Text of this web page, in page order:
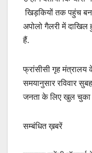
खिड़कियों तक पहुंच
अपोलो गैलरी में
हैं.
फ्रांसीसी गृह मंत्रालय
समयानुसार रविवार
जनता के लिए खुल चुका
सम्बंधित ख़बरें